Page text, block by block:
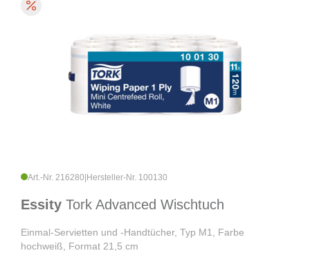
Art.-Nr. 216280 Hersteller-Nr. 100130
Essity Tork Advanced Wischtuch
Einmal-Servietten und -Handtücher, Typ M1, Farbe
hochweiß, Format 21,5 cm